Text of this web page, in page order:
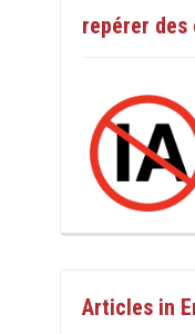
repérer
Articles in